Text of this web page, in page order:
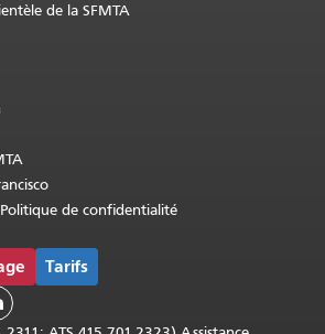
de la SFMTA
de confidentialité
Tarifs